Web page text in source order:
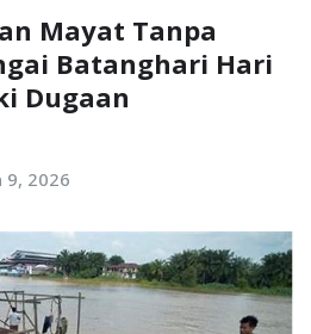
Mayat Tanpa
Batanghari Hari
Dugaan
9, 2026